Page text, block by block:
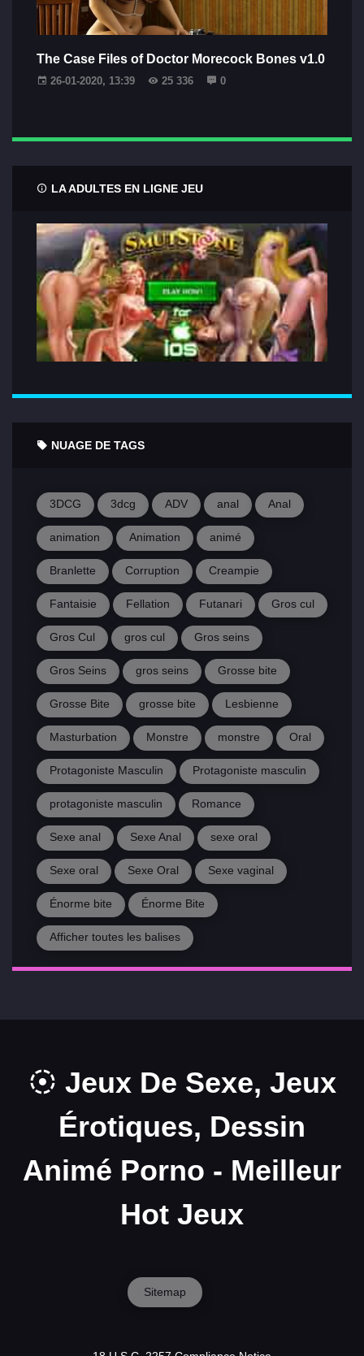
The Case Files of Doctor Morecock Bones v1.0
26-01-2020, 13:39 25 336 0
LA ADULTES EN LIGNE JEU
NUAGE DE TAGS
3DCG 3dcg ADV anal Anal
animation Animation animé
Branlette Corruption Creampie
Fantaisie Fellation Futanari Gros cul
Gros Cul gros cul Gros seins
Gros Seins gros seins Grosse bite
Grosse Bite grosse bite Lesbienne
Masturbation Monstre monstre Oral
Protagoniste Masculin Protagoniste masculin
protagoniste masculin Romance
Sexe anal Sexe Anal sexe oral
Sexe oral Sexe Oral Sexe vaginal
Énorme bite Énorme Bite
Afficher toutes les balises
Jeux De Sexe, Jeux
Érotiques, Dessin
Animé Porno - Meilleur
Hot Jeux
Sitemap